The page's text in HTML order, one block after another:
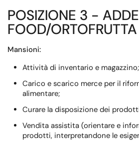
POSIZIONE 3 -
FOOD/ORTOFRUTTA
Mansioni:
Attività di inventario e magazzino;
Carico e scarico merce per il
alimentare;
Curare la disposizione dei
Vendita assistita (orientare e
prodotti, interpretandone le